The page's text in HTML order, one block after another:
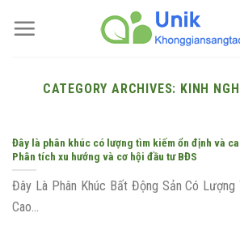
CATEGORY ARCHIVES: KINH
Đây là phân khúc có lượng tìm kiếm ổn định và
Phân tích xu hướng và cơ hội đầu tư BĐS
Đây Là Phân Khúc Bất Động Sản Có
Cao...